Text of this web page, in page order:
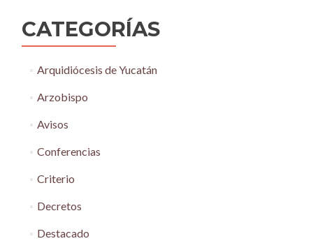
CATEGORÍAS
Arquidiócesis de Yucatán
Arzobispo
Avisos
Conferencias
Criterio
Decretos
Destacado